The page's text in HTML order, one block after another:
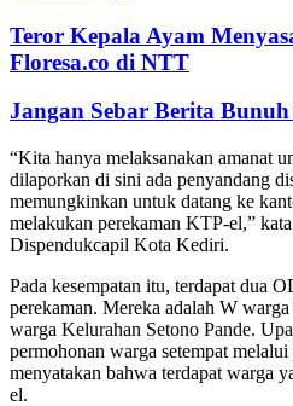
Teror Kepala Ayam
Floresa.co di NTT
Jangan Sebar Berita
“Kita hanya melaksanakan amanat
dilaporkan di sini ada penyandang
memungkinkan untuk datang ke
melakukan perekaman KTP-el,”
Dispendukcapil Kota Kediri.
Pada kesempatan itu, terdapat dua
perekaman. Mereka adalah W
warga Kelurahan Setono Pande.
permohonan warga setempat
menyatakan bahwa terdapat warga
el.